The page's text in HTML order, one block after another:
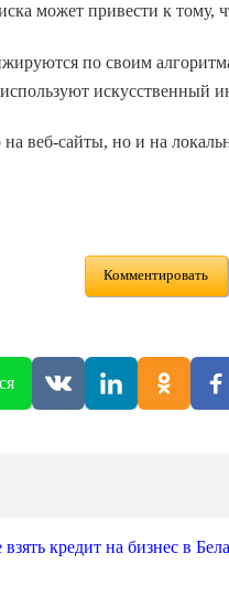
может привести к тому,
по своим
искусственный
веб-сайты, но и на
Комментировать
взять кредит на бизнес в